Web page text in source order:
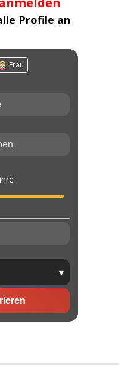
Profile an